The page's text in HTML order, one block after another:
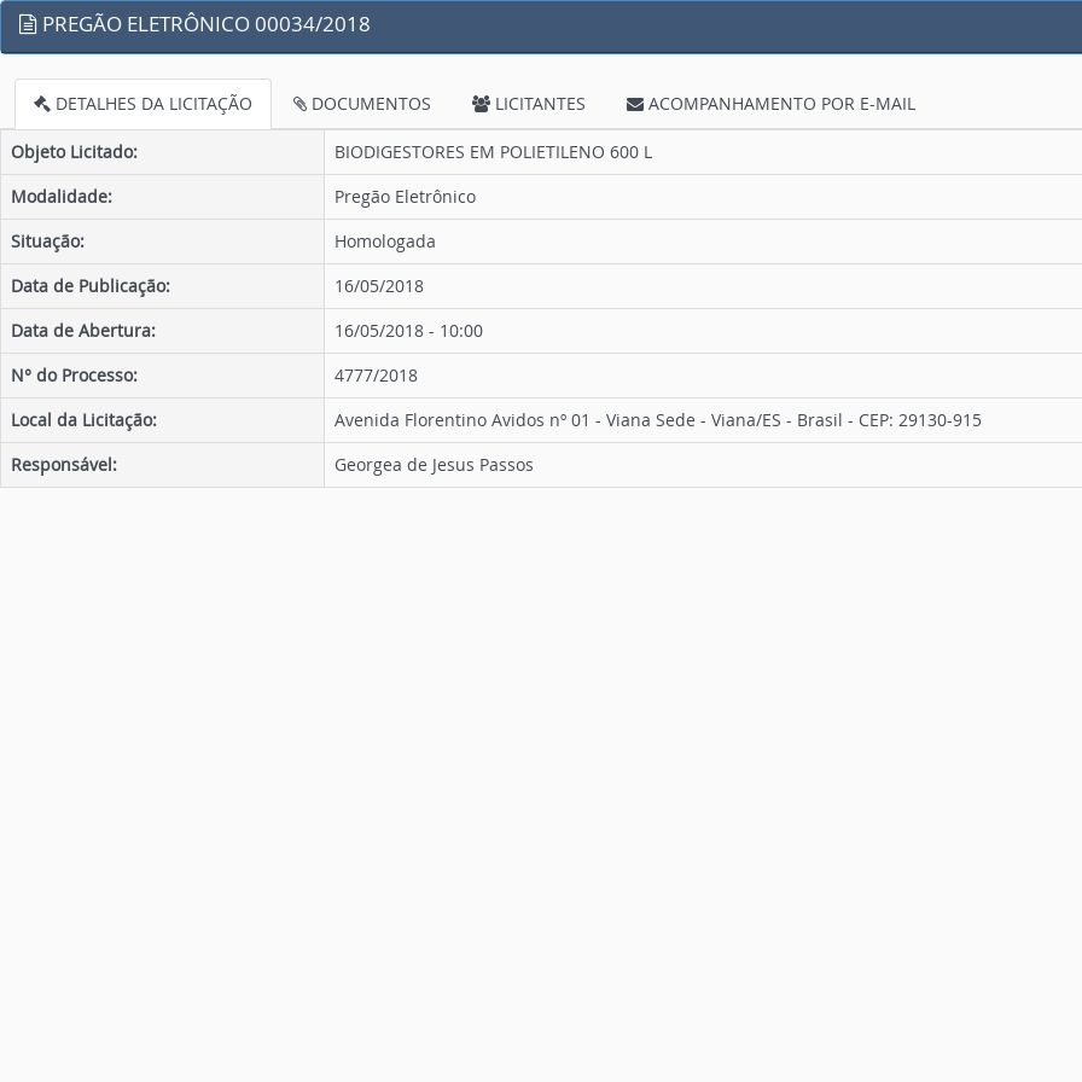
PREGÃO ELETRÔNICO 00034/2018
DETALHES DA LICITAÇÃO DOCUMENTOS LICITANTES ACOMPANHAMENTO POR E-MAIL
Objeto Licitado:
BIODIGESTORES EM POLIETILENO 600 L
Modalidade:
Pregão Eletrônico
Situação:
Homologada
Data de Publicação:
16/05/2018
Data de Abertura:
16/05/2018 - 10:00
N° do Processo:
4777/2018
Local da Licitação:
Avenida Florentino Avidos nº 01 - Viana Sede - Viana/ES - Brasil - CEP: 29130-915
Responsável:
Georgea de Jesus Passos